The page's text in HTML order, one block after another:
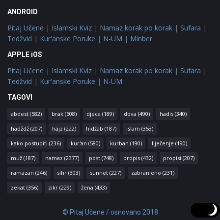
ANDROID
Pitaj Učene | Islamski Kviz | Namaz korak po korak | Sufara |
Tedžvid | Kur'anske Poruke | N-UM | Minber
APPLE iOS
Pitaj Učene | Islamski Kviz | Namaz korak po korak | Sufara |
Tedžvid | Kur'anske Poruke | N-UM
TAGOVI
abdest (582) brak (608) djeca (189) dova (490) hadis (340)
hadždž (207) hajz (222) hidžab (187) islam (353)
kako postupiti (236) kur'an (580) kurban (190) liječenje (190)
muž (187) namaz (2377) post (748) propis (432) propisi (207)
ramazan (246) sihr (303) sunnet (227) zabranjeno (231)
zekat (356) zikr (229) žena (433)
© Pitaj Učene / osnovano 2018